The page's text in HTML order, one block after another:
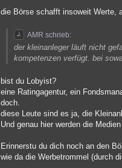
die Börse schafft insoweit Werte,
AMR schrieb:
der kleinanleger läuft nicht
kompetenzen verfügt. bei
bist du Lobyist?
eine Ratingagentur, ein
doch.
diese Leute sind es ja, die
Und genau hier werden die
Erinnerstu du dich noch an den
wie da die Werbetrommel (durch